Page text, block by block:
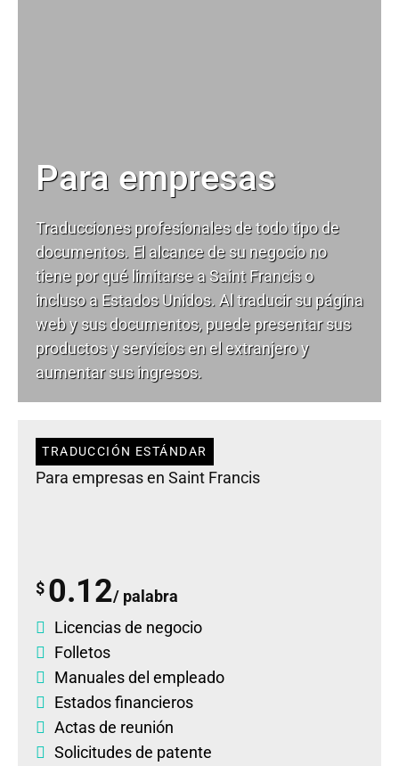
Para empresas
Traducciones profesionales de todo tipo de
documentos. El alcance de su negocio no
tiene por qué limitarse a Saint Francis o
incluso a Estados Unidos. Al traducir su página
web y sus documentos, puede presentar sus
productos y servicios en el extranjero y
aumentar sus ingresos.
TRADUCCIÓN ESTÁNDAR
Para empresas en Saint Francis
$ 0.12/ palabra
Licencias de negocio
Folletos
Manuales del empleado
Estados financieros
Actas de reunión
Solicitudes de patente